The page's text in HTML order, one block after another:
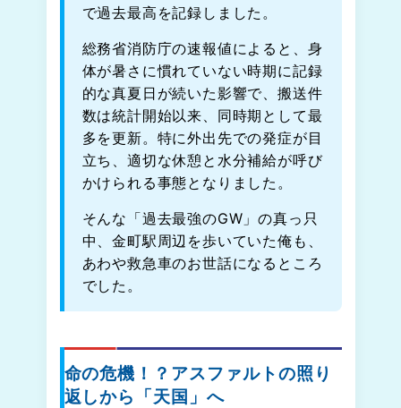
で過去最高を記録しました。
総務省消防庁の速報値によると、身
体が暑さに慣れていない時期に記録
的な真夏日が続いた影響で、搬送件
数は統計開始以来、同時期として最
多を更新。特に外出先での発症が目
立ち、適切な休憩と水分補給が呼び
かけられる事態となりました。
そんな「過去最強のGW」の真っ只
中、金町駅周辺を歩いていた俺も、
あわや救急車のお世話になるところ
でした。
命の危機！？アスファルトの照り
返しから「天国」へ